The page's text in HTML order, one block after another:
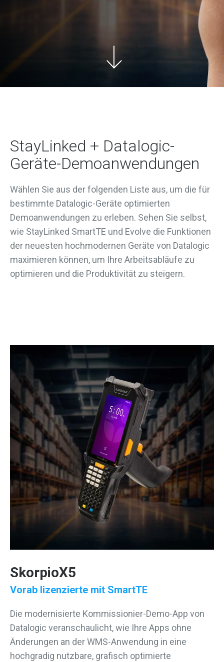
StayLinked + Datalogic-
Geräte-Demoanwendungen
Wählen Sie aus der folgenden Liste aus, um die für
bestimmte Datalogic-Geräte optimierten
Demoanwendungen zu erleben. Sehen Sie selbst,
wie StayLinked SmartTE und Evolve die Funktionen
der neuesten hochmodernen Geräte von Datalogic
maximieren können, um Ihre Arbeitsabläufe zu
optimieren und die Produktivität zu steigern.
SkorpioX5
Vorab lizenzierte mit SmartTE
Die modernisierte Kommissionier-Demo-App von
Datalogic veranschaulicht, wie Ihre Apps ohne
Änderungen an der WMS-Anwendung in eine
hochgradig nutzbare, grafisch optimierte